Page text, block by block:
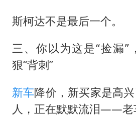
斯柯达不是最后一个。
三、你以为这是“捡漏”
狠“背刺”
新车降价，新买家是高
人，正在默默流泪——老